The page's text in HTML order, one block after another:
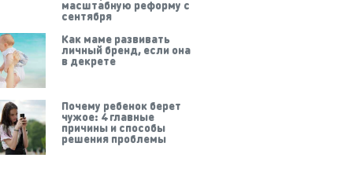
масштабную реформу с
сентября
Как маме развивать
личный бренд, если она
в декрете
Почему ребенок берет
чужое: 4 главные
причины и способы
решения проблемы